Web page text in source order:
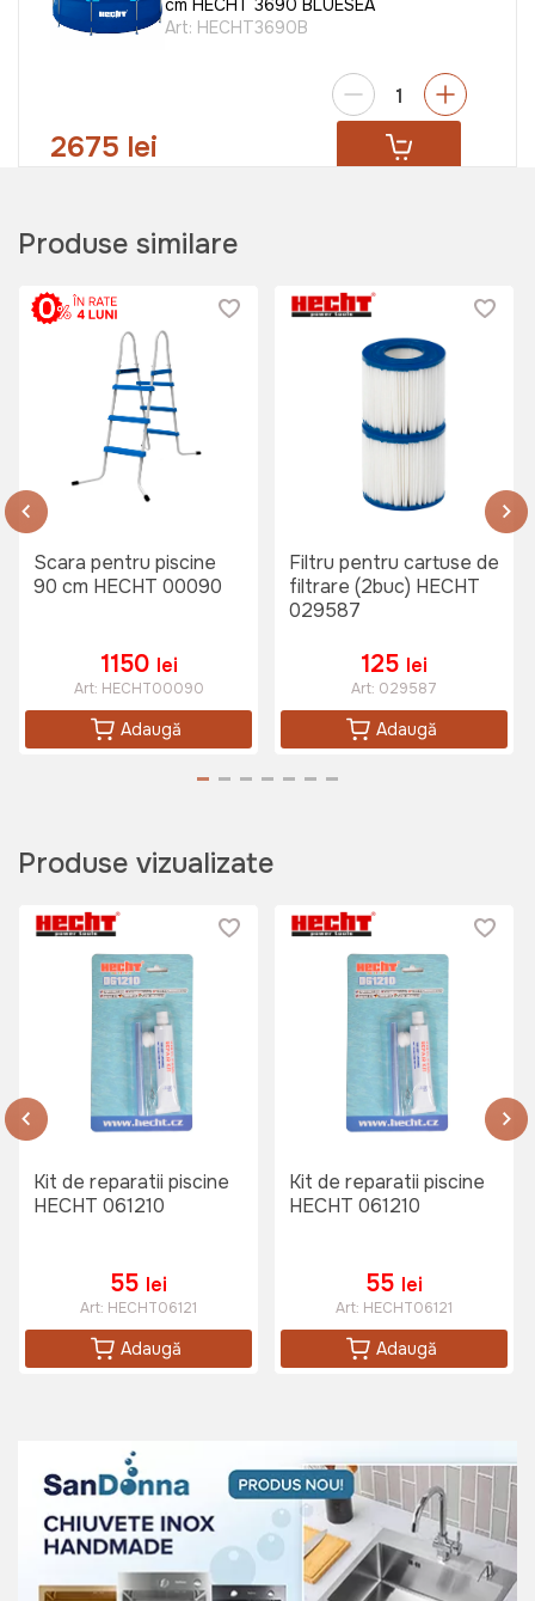
cm HECHT 3690 BLUESEA
Art: HECHT3690B
2675 lei
Produse similare
Scara pentru piscine
90 cm HECHT 00090
1150 lei
Art: HECHT00090
Adaugă
Filtru pentru cartuse de
filtrare (2buc) HECHT
029587
125 lei
Art: 029587
Adaugă
Produse vizualizate
Kit de reparatii piscine
HECHT 061210
55 lei
Art: HECHT06121
Adaugă
Kit de reparatii piscine
HECHT 061210
55 lei
Art: HECHT06121
Adaugă